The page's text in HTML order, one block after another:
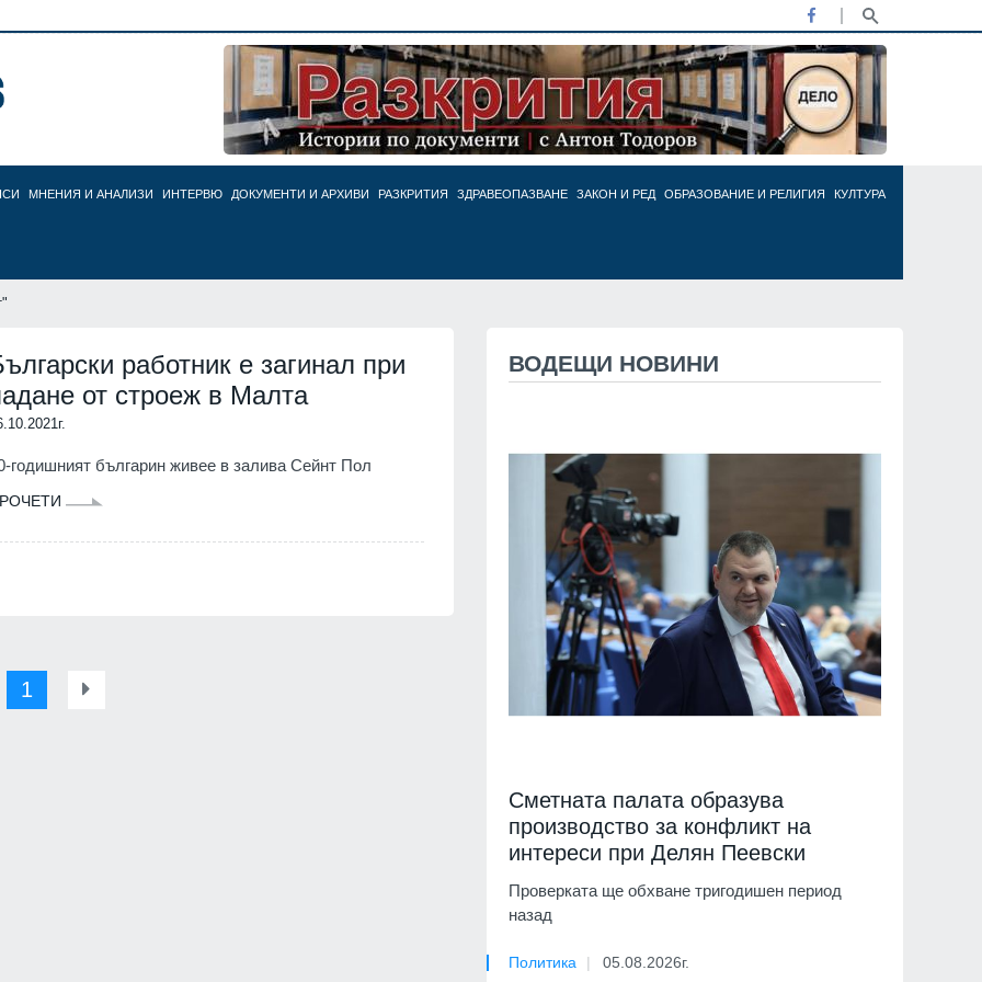
МНЕНИЯ И АНАЛИЗИ ИНТЕРВЮ ДОКУМЕНТИ И АРХИВИ РАЗКРИТИЯ ЗДРАВЕОПАЗВАНЕ ЗАКОН И РЕД ОБРАЗОВАНИЕ И РЕЛИГИЯ КУЛТУРА
работник е загинал при
от строеж в Малта
годишният българин живее в залива Сейнт Пол
1
ВОДЕЩИ НОВИНИ
Сметната палата образува
производство за конфликт на
интереси при Делян Пеевски
Проверката ще обхване тригодишен период
назад
Политика 05.08.2026г.